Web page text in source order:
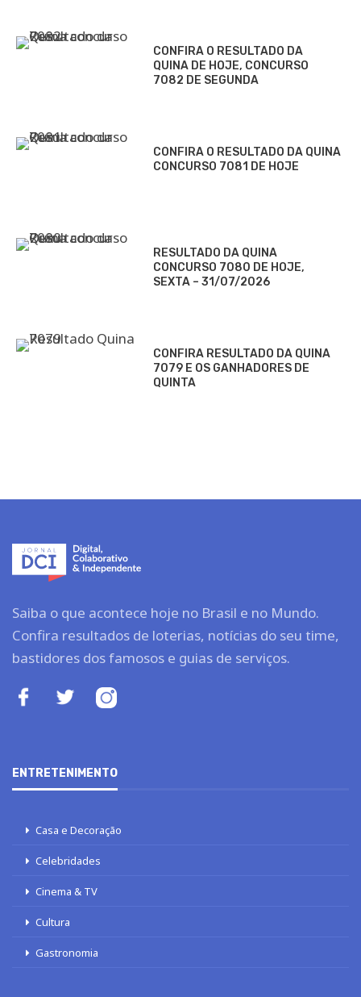
CONFIRA O RESULTADO DA
QUINA DE HOJE, CONCURSO
7082 DE SEGUNDA
CONFIRA O RESULTADO DA QUINA
CONCURSO 7081 DE HOJE
RESULTADO DA QUINA
CONCURSO 7080 DE HOJE,
SEXTA – 31/07/2026
CONFIRA RESULTADO DA QUINA
7079 E OS GANHADORES DE
QUINTA
Saiba o que acontece hoje no Brasil e no Mundo.
Confira resultados de loterias, notícias do seu time,
bastidores dos famosos e guias de serviços.
ENTRETENIMENTO
Casa e Decoração
Celebridades
Cinema & TV
Cultura
Gastronomia